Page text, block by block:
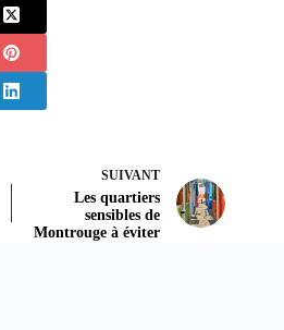
SUIVANT
Les quartiers
sensibles de
Montrouge à éviter